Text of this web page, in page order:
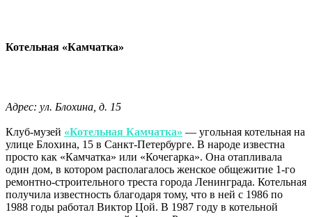
Котельная «Камчатка»
Адрес: ул. Блохина, д. 15
Клуб-музей «Котельная Камчатка» — угольная котельная на
улице Блохина, 15 в Санкт-Петербурге. В народе известна
просто как «Камчатка» или «Кочегарка». Она отапливала
один дом, в котором располагалось женское общежитие 1-го
ремонтно-строительного треста города Ленинграда. Котельная
получила известность благодаря тому, что в ней c 1986 по
1988 годы работал Виктор Цой. В 1987 году в котельной